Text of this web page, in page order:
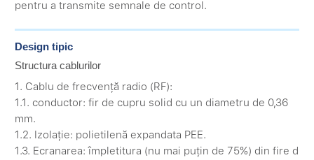
pentru a transmite semnale de control.
Design tipic
Structura cablurilor
1. Cablu de frecvență radio (RF):
1.1. conductor: fir de cupru solid cu un diametru de 0,36
mm.
1.2. Izolație: polietilenă expandata PEE.
1.3. Ecranarea: împletitura (nu mai puțin de 75%) din fire d